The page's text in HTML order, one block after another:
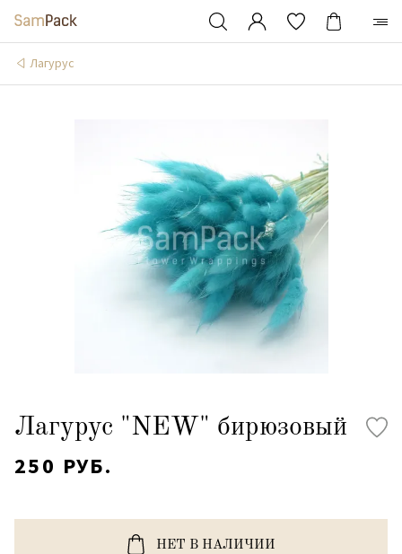
Лагурус
Лагурус "NEW" бирюзовый
250 РУБ.
НЕТ В НАЛИЧИИ